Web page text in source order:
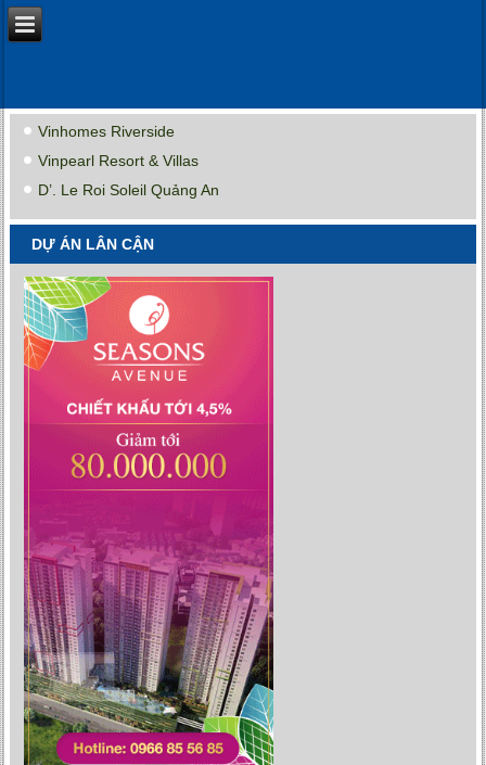
Vinhomes Riverside
Vinpearl Resort & Villas
D’. Le Roi Soleil Quảng An
DỰ ÁN LÂN CẬN